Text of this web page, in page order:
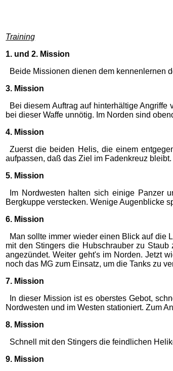
Training
1. und 2. Mission
Beide Missionen dienen dem kennenlernen
3. Mission
Bei diesem Auftrag auf hinterhältige
bei dieser Waffe unnötig. Im Norden sind
4. Mission
Zuerst die beiden Helis, die einem
aufpassen, daß das Ziel im Fadenkreuz
5. Mission
Im Nordwesten halten sich einige Panzer
Bergkuppe verstecken. Wenige Augenblicke
6. Mission
Man sollte immer wieder einen Blick auf die
mit den Stingers die Hubschrauber zu
angezündet. Weiter geht's im Norden. Jetzt
noch das MG zum Einsatz, um die Tanks zu
7. Mission
In dieser Mission ist es oberstes Gebot,
Nordwesten und im Westen stationiert. Zum
8. Mission
Schnell mit den Stingers die feindlichen
9. Mission